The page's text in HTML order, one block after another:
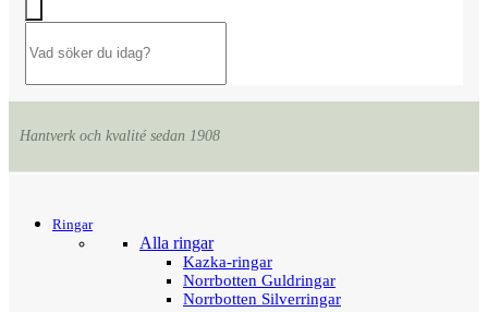
Hantverk och kvalité sedan 1908
Ringar
Alla ringar
Kazka-ringar
Norrbotten Guldringar
Norrbotten Silverringar